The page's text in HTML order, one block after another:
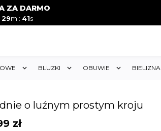
ZA DARMO
29m : 39s
BLUZKI OBUWIE BIELIZNA
o luźnym prostym kroju
zł